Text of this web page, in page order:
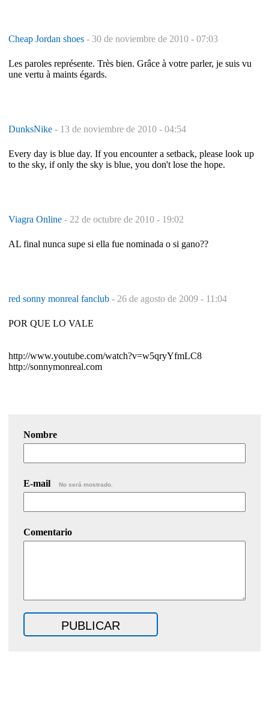
Cheap Jordan shoes - 30 de noviembre de 2010 - 07:03
Les paroles représente. Très bien. Grâce à votre parler, je suis vu
une vertu à maints égards.
DunksNike - 13 de noviembre de 2010 - 04:54
Every day is blue day. If you encounter a setback, please look up
to the sky, if only the sky is blue, you don't lose the hope.
Viagra Online - 22 de octubre de 2010 - 19:02
AL final nunca supe si ella fue nominada o si gano??
red sonny monreal fanclub - 26 de agosto de 2009 - 11:04
POR QUE LO VALE
http://www.youtube.com/watch?v=w5qryYfmLC8
http://sonnymonreal.com
Nombre
E-mail No será mostrado.
Comentario